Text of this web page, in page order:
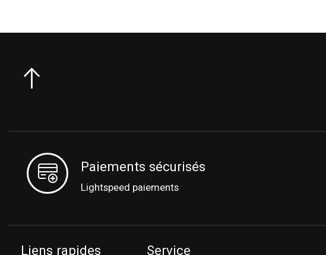
Paiements sécurisés
Lightspeed paiements
Liens rapides Service